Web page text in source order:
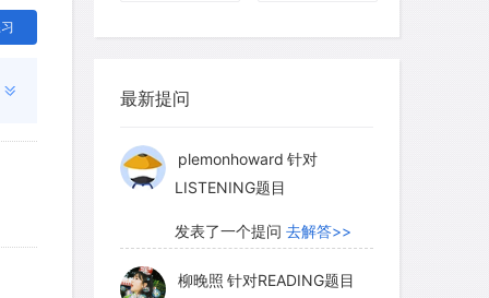
最新提问
usernamenull针对READING
发表了一个提问
plemonhoward 针对
LISTENING题目
发表了一个提问 去解答>>
柳晚照 针对READING题目